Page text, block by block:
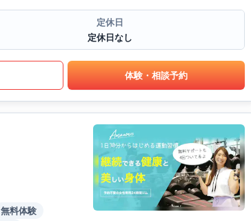
定休日
定休日なし
体験・相談予約
無料体験